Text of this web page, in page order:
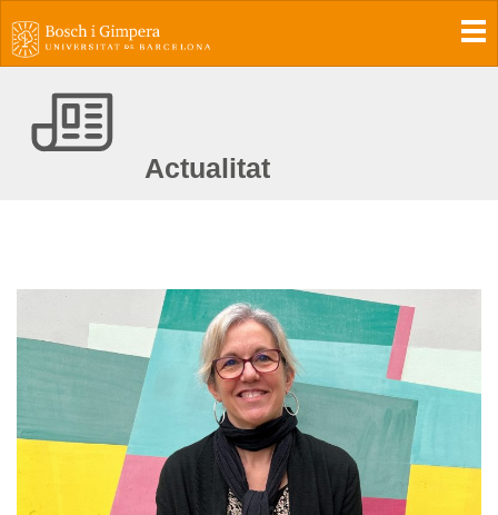
Actualitat